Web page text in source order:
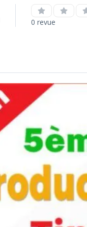
0 revue